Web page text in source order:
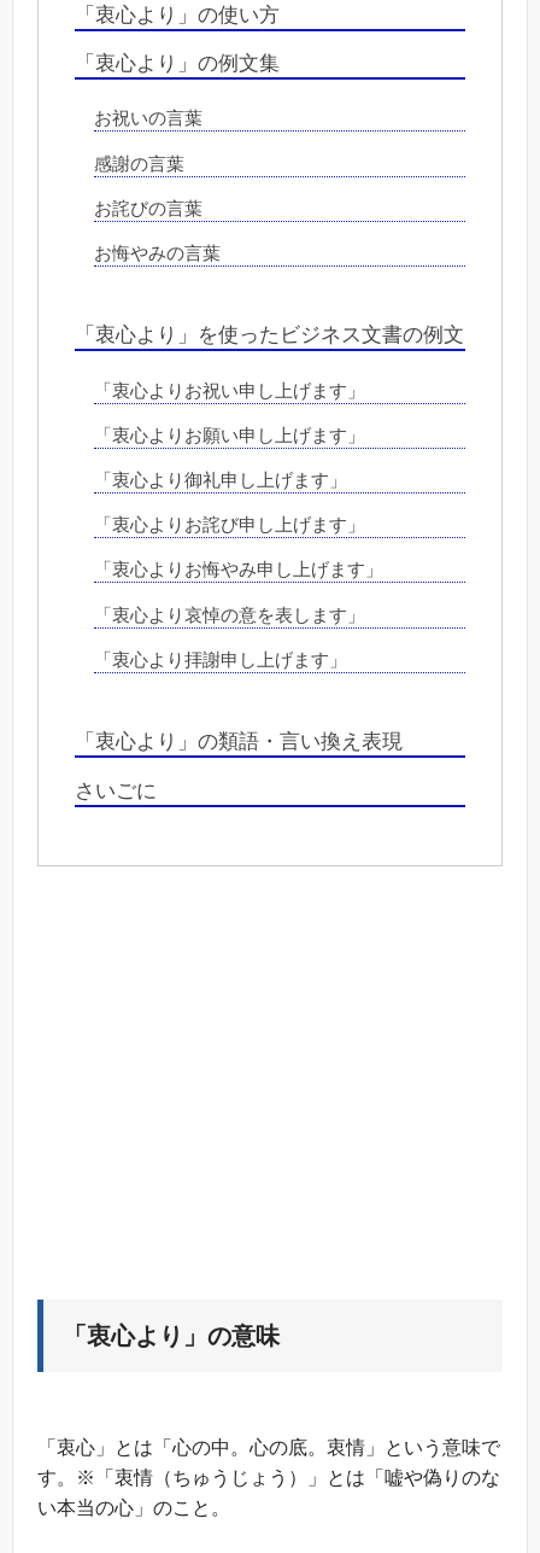
「衷心より」の使い方
「衷心より」の例文集
お祝いの言葉
感謝の言葉
お詫びの言葉
お悔やみの言葉
「衷心より」を使ったビジネス文書の例文
「衷心よりお祝い申し上げます」
「衷心よりお願い申し上げます」
「衷心より御礼申し上げます」
「衷心よりお詫び申し上げます」
「衷心よりお悔やみ申し上げます」
「衷心より哀悼の意を表します」
「衷心より拝謝申し上げます」
「衷心より」の類語・言い換え表現
さいごに
「衷心より」の意味
「衷心」とは「心の中。心の底。衷情」という意味で
す。※「衷情（ちゅうじょう）」とは「嘘や偽りのな
い本当の心」のこと。